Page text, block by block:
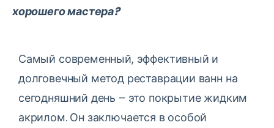
хорошего мастера?
Самый современный, эффективный и
долговечный метод реставрации ванн на
сегодняшний день – это покрытие жидким
акрилом. Он заключается в особой